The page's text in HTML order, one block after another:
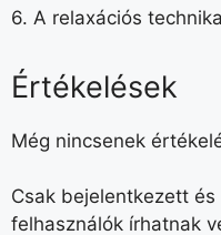
6. A relaxációs
Értékelések
Még nincsenek
Csak bejelentkezett
felhasználók írhatnak